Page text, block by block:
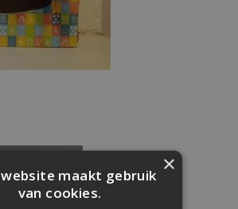
×
website maakt gebruik
van cookies.